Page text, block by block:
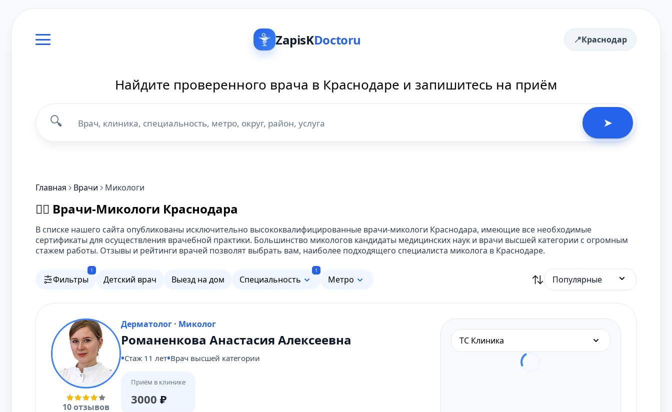
ZapisKDoctoru Краснодар
Найдите проверенного врача в Краснодаре и запишитесь на приём
🔍 ➤
Главная Врачи Микологи
👨‍⚕️ Врачи-Микологи Краснодара
В списке нашего сайта опубликованы исключительно высококвалифицированные врачи-микологи Краснодара, имеющие все необходимые
сертификаты для осуществления врачебной практики. Большинство микологов кандидаты медицинских наук и врачи высшей категории с огромным
стажем работы. Отзывы и рейтинги врачей позволят выбрать вам, наиболее подходящего специалиста миколога в Краснодаре.
Фильтры
1
Детский врач Выезд на дом Специальность
1
Метро Популярные
10 отзывов
Дерматолог · Миколог
Романенкова Анастасия Алексеевна
Стаж 11 лет Врач высшей категории
Приём в клинике
3000 ₽
ТС Клиника